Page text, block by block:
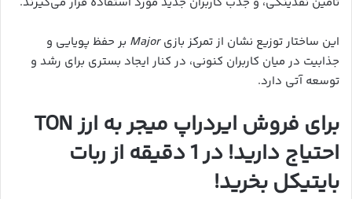
این ساختار توزیع نشان از تمرکز بازیMajor بر حفظ پویایی و
جذابیت در میان کاربران کنونی، در کنار ایجاد بستری برای رشد و
توسعه آتی دارد.
برای فروش ایردراپ میجر به ارز TON
احتیاج دارید! در 1 دقیقه از ربات
بایتیکل بخرید!